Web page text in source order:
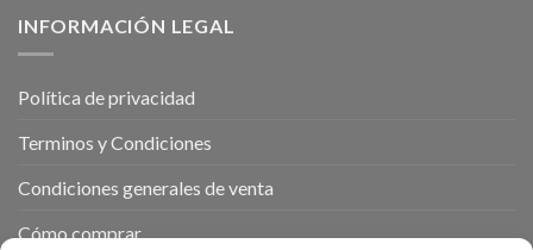
INFORMACIÓN LEGAL
Política de privacidad
Terminos y Condiciones
Condiciones generales de venta
Cómo comprar